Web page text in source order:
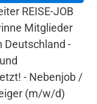
REISE-JOB
Mitglieder
Deutschland -
- Nebenjob /
(m/w/d)